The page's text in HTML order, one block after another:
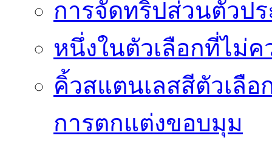
การจัดทริปส่วนตัวป
หนึ่งในตัวเลือกที่ไม่ค
คิ้วสแตนเลสสีตัวเลื
การตกแต่งขอบมุม